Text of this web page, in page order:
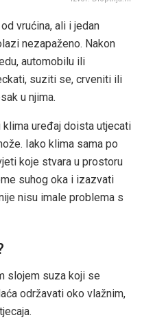
vrućina, ali i jedan
nezapaženo. Nakon
automobilu ili
suziti se, crveniti ili
u njima.
uređaj doista utjecati
Iako klima sama po
koje stvara u prostoru
suhog oka i izazvati
nisu imale problema s
slojem suza koji se
održavati oko vlažnim,